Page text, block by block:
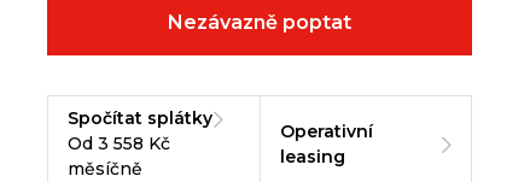
Nezávazně poptat
Spočítat splátky
Od 3 558 Kč
měsíčně
Operativní
leasing